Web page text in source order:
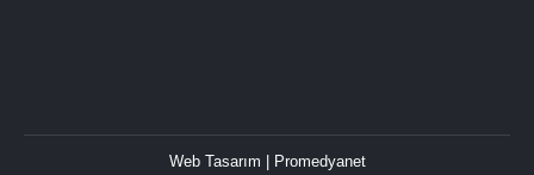
Web Tasarım | Promedyanet